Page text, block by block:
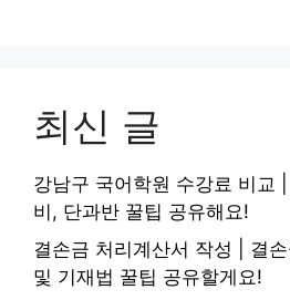
최신 글
강남구 국어학원 수강료 비교
비, 단과반 꿀팁 공유해요!
결손금 처리계산서 작성 | 결
및 기재법 꿀팁 공유할게요!